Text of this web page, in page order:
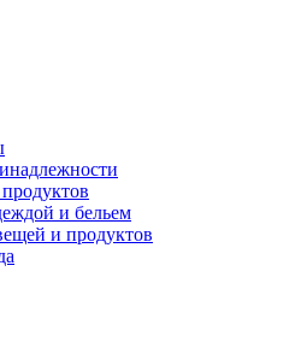
и бельем
и продуктов